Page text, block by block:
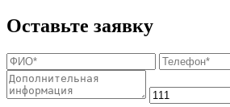
Оставьте заявку